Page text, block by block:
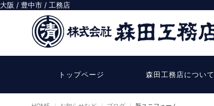
大阪 / 豊中市 / 工務店
トップページ 森田工務店について